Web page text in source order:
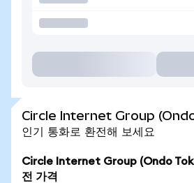
Circle Internet Group
인기 통화로 환전해 보세요
Circle Internet Group (Ondo
전 가격